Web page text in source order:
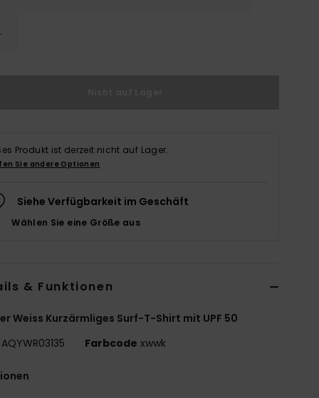
Produkt ist derzeit nicht auf Lager.
Sie andere Optionen
Siehe Verfügbarkeit im Geschäft
Wählen Sie eine Größe aus
& Funktionen
Weiss Kurzärmliges Surf-T-Shirt mit UPF 50
AQYWR03135 Farbcode xwwk